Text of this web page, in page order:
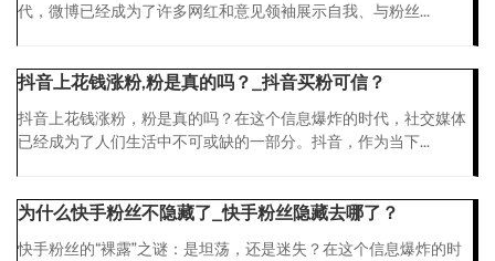
代，微博已经成为了许多网红和意见领袖展示自我、与粉丝...
抖音上花钱涨粉,粉是真的吗？_抖音买粉可信？
抖音上花钱涨粉，粉是真的吗？在这个信息爆炸的时代，社交媒体
已经成为了人们生活中不可或缺的一部分。抖音，作为当下...
为什么快手粉丝不隐藏了_快手粉丝隐藏去哪了？
快手粉丝的“裸露”之谜：是坦荡，还是迷失？在这个信息爆炸的时